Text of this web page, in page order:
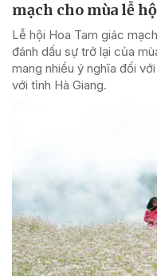
mạch cho mùa lễ
Lễ hội Hoa Tam giác
đánh dấu sự trở lại của
mang nhiều ý nghĩa đối
với tỉnh Hà Giang.